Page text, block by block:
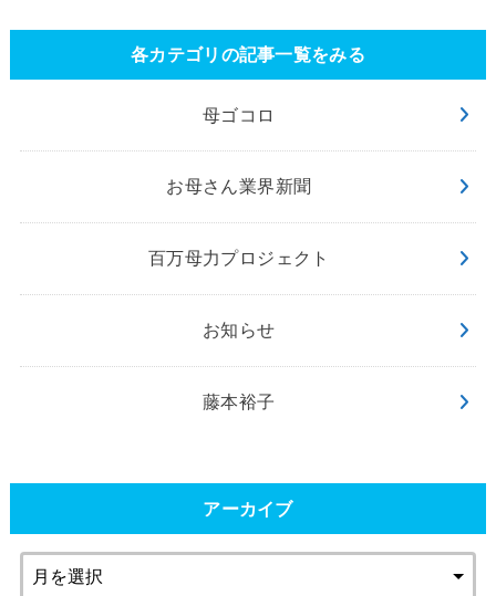
各カテゴリの記事一覧をみる
母ゴコロ
お母さん業界新聞
百万母力プロジェクト
お知らせ
藤本裕子
アーカイブ